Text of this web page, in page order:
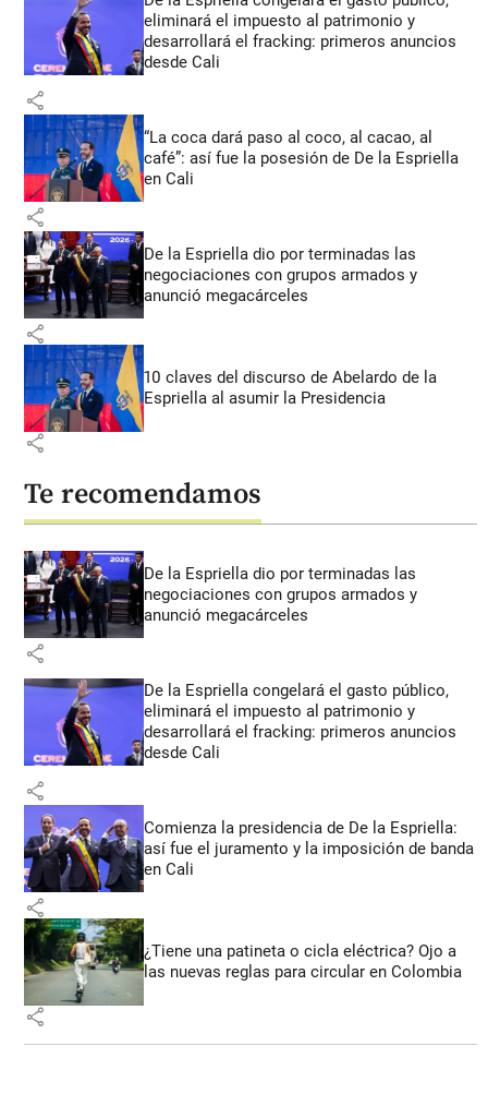
eliminará el impuesto al patrimonio y
desarrollará el fracking: primeros anuncios
desde Cali
share
“La coca dará paso al coco, al cacao, al
café”: así fue la posesión de De la Espriella
en Cali
share
De la Espriella dio por terminadas las
negociaciones con grupos armados y
anunció megacárceles
share
10 claves del discurso de Abelardo de la
Espriella al asumir la Presidencia
share
Te recomendamos
De la Espriella dio por terminadas las
negociaciones con grupos armados y
anunció megacárceles
share
De la Espriella congelará el gasto público,
eliminará el impuesto al patrimonio y
desarrollará el fracking: primeros anuncios
desde Cali
share
Comienza la presidencia de De la Espriella:
así fue el juramento y la imposición de banda
en Cali
share
¿Tiene una patineta o cicla eléctrica? Ojo a
las nuevas reglas para circular en Colombia
share